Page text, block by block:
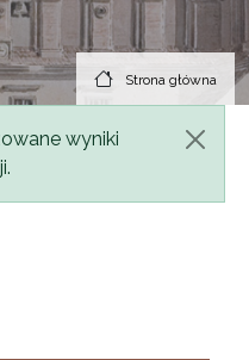
Strona główna
wyniki